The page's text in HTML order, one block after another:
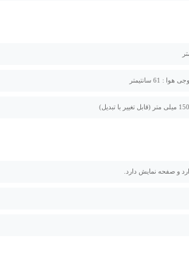
: 61 سانتیمتر
و صفحه نمایش دارد.